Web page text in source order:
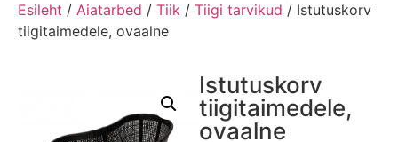
Esileht / Aiatarbed / Tiik / Tiigi tarvikud / Istutuskorv
tiigitaimedele, ovaalne
Istutuskorv
tiigitaimedele,
ovaalne